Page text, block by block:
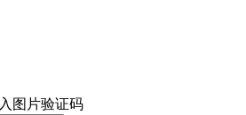
图片验证码